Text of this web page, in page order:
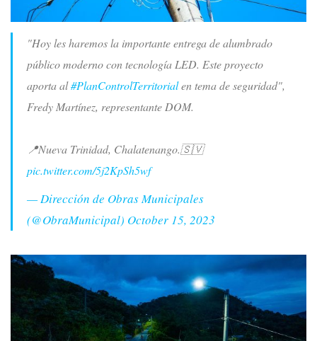
"Hoy les haremos la importante entrega de alumbrado
público moderno con tecnología LED. Este proyecto
aporta al#PlanControlTerritorialen tema de seguridad",
Fredy Martínez, representante DOM.
📍Nueva Trinidad, Chalatenango.🇸🇻
pic.twitter.com/5j2KpSh5wf
— Dirección de Obras Municipales
(@ObraMunicipal) October 15, 2023